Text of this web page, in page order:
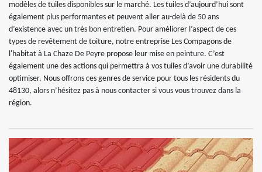
modèles de tuiles disponibles sur le marché. Les tuiles d’aujourd’hui sont
également plus performantes et peuvent aller au-delà de 50 ans
d’existence avec un très bon entretien. Pour améliorer l’aspect de ces
types de revêtement de toiture, notre entreprise Les Compagons de
l'habitat à La Chaze De Peyre propose leur mise en peinture. C’est
également une des actions qui permettra à vos tuiles d’avoir une durabilité
optimiser. Nous offrons ces genres de service pour tous les résidents du
48130, alors n’hésitez pas à nous contacter si vous vous trouvez dans la
région.